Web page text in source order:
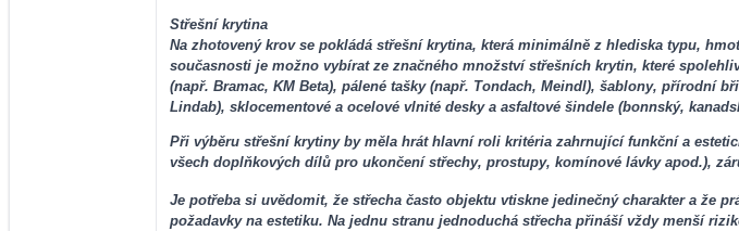
Střešní krytina
Na zhotovený krov se pokládá střešní krytina, která minimálně z hlediska typu,
současnosti je možno vybírat ze značného množství střešních krytin, které
(např. Bramac, KM Beta), pálené tašky (např. Tondach, Meindl), šablony, přírodní
Lindab), sklocementové a ocelové vlnité desky a asfaltové šindele (bonnský,
Při výběru střešní krytiny by měla hrát hlavní roli kritéria zahrnující funkční a
všech doplňkových dílů pro ukončení střechy, prostupy, komínové lávky apod.),
Je potřeba si uvědomit, že střecha často objektu vtiskne jedinečný charakter a že
požadavky na estetiku. Na jednu stranu jednoduchá střecha přináší vždy menší